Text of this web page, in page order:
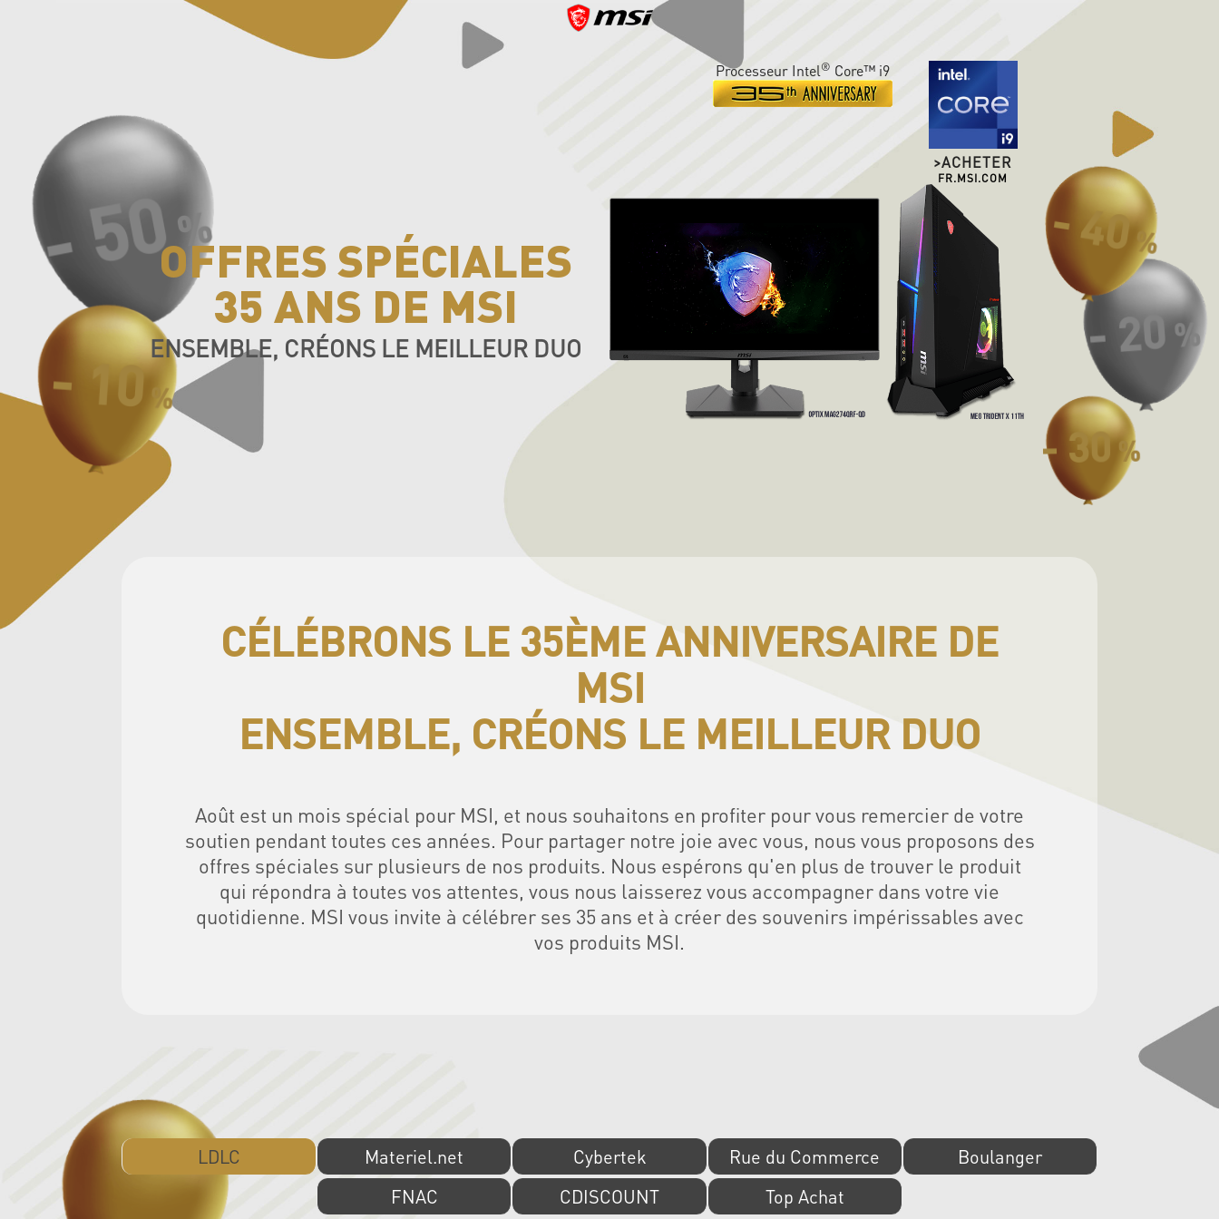
- 50%
- 10%
- 20 %
- 30 %
- 40%
Processeur Intel ® Core™ i9
>ACHETER
FR.MSI.COM
OFFRES SPÉCIALES
35 ANS DE MSI
ENSEMBLE, CRÉONS LE MEILLEUR DUO
CÉLÉBRONS LE 35ÈME ANNIVERSAIRE DE
MSI
ENSEMBLE, CRÉONS LE MEILLEUR DUO
Août est un mois spécial pour MSI, et nous souhaitons en profiter pour vous remercier de votre
soutien pendant toutes ces années. Pour partager notre joie avec vous, nous vous proposons des
offres spéciales sur plusieurs de nos produits. Nous espérons qu'en plus de trouver le produit
qui répondra à toutes vos attentes, vous nous laisserez vous accompagner dans votre vie
quotidienne. MSI vous invite à célébrer ses 35 ans et à créer des souvenirs impérissables avec
vos produits MSI.
LDLC Materiel.net Cybertek Rue du Commerce
Boulanger
FNAC
CDISCOUNT Top Achat